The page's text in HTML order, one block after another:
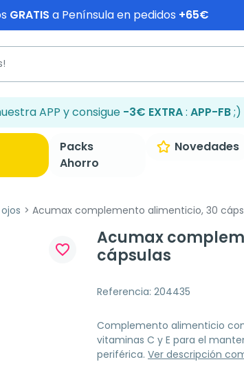
GRATIS a Península en pedidos +65€
APP y consigue -3€ EXTRA: APP-FB;)
Packs
Ahorro
Novedades
Acumax complemento alimenticio, 30
favorite_border
Acumax
cápsulas
Referencia: 204435
Complemento alimenticio
vitaminas C y E para el
periférica. Ver descripción